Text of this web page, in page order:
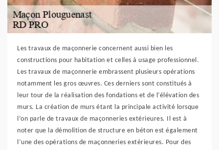
Les travaux de maçonnerie concernent aussi bien les
constructions pour habitation et celles à usage professionnel.
Les travaux de maçonnerie embrassent plusieurs opérations
notamment les gros œuvres. Ces derniers sont constitués à
leur tour de la réalisation des fondations et de l’élévation des
murs. La création de murs étant la principale activité lorsque
l’on parle de travaux de maçonneries extérieures. Il est à
noter que la démolition de structure en béton est également
l’une des opérations de maçonneries extérieures. Pour des